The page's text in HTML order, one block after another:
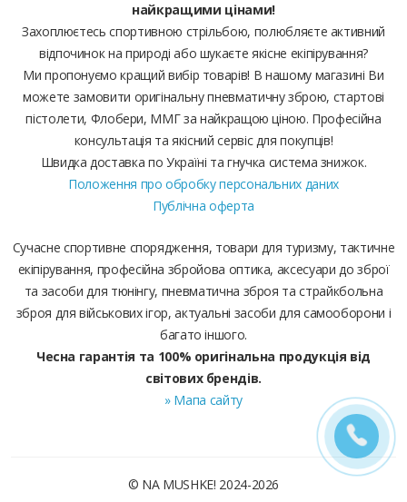
найкращими цінами!
Захоплюєтесь спортивною стрільбою, полюбляєте активний
відпочинок на природі або шукаєте якісне екіпірування?
Ми пропонуємо кращий вибір товарів! В нашому магазині Ви
можете замовити оригінальну пневматичну зброю, стартові
пістолети, Флобери, ММГ за найкращою ціною. Професійна
консультація та якісний сервіс для покупців!
Швидка доставка по Україні та гнучка система знижок.
Положення про обробку персональних даних
Публічна оферта
Сучасне спортивне спорядження, товари для туризму, тактичне
екіпірування, професійна збройова оптика, аксесуари до зброї
та засоби для тюнінгу, пневматична зброя та страйкбольна
зброя для військових ігор, актуальні засоби для самооборони і
багато іншого.
Чесна гарантія та 100% оригінальна продукція від
світових брендів.
» Мапа сайту
© NA MUSHKE! 2024-2026